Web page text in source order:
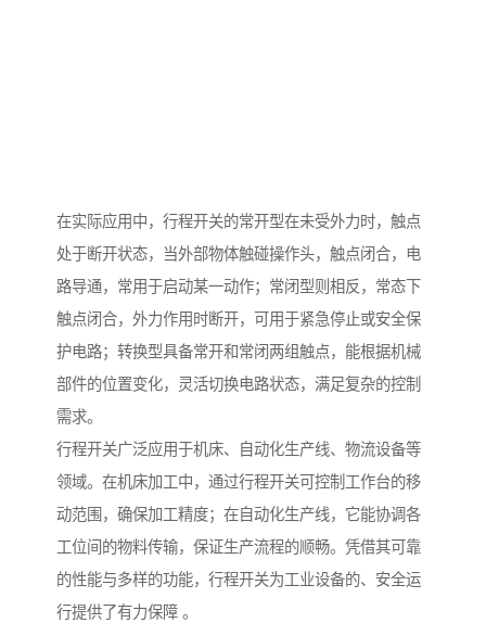
在实际应用中，行程开关的常开型在未受外力时，触点
处于断开状态，当外部物体触碰操作头，触点闭合，电
路导通，常用于启动某一动作；常闭型则相反，常态下
触点闭合，外力作用时断开，可用于紧急停止或安全保
护电路；转换型具备常开和常闭两组触点，能根据机械
部件的位置变化，灵活切换电路状态，满足复杂的控制
需求。
行程开关广泛应用于机床、自动化生产线、物流设备等
领域。在机床加工中，通过行程开关可控制工作台的移
动范围，确保加工精度；在自动化生产线，它能协调各
工位间的物料传输，保证生产流程的顺畅。凭借其可靠
的性能与多样的功能，行程开关为工业设备的、安全运
行提供了有力保障 。